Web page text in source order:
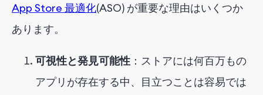
App Store 最適化(ASO) が重要な理由はいくつか
あります。
可視性と発見可能性 ：ストアには何百万もの
アプリが存在する中、目立つことは容易では